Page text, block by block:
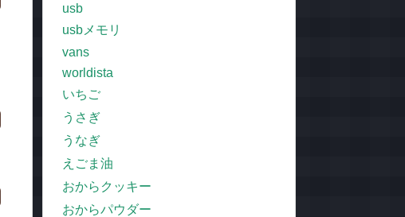
usb
usbメモリ
vans
worldista
いちご
うさぎ
うなぎ
えごま油
おからクッキー
おからパウダー